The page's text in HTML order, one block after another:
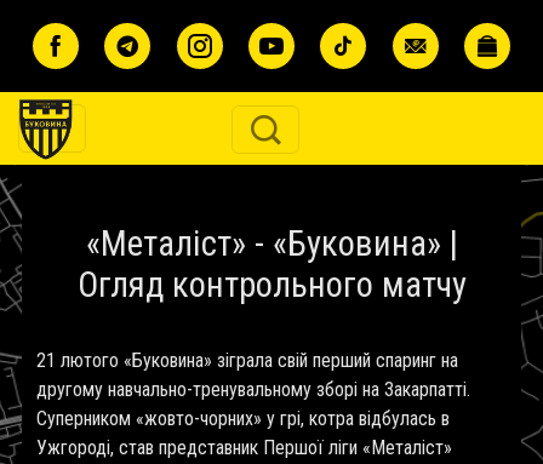
«Металіст» - «Буковина» |
Огляд контрольного матчу
21 лютого «Буковина» зіграла свій перший спаринг на
другому навчально-тренувальному зборі на Закарпатті.
Суперником «жовто-чорних» у грі, котра відбулась в
Ужгороді, став представник Першої ліги «Металіст»